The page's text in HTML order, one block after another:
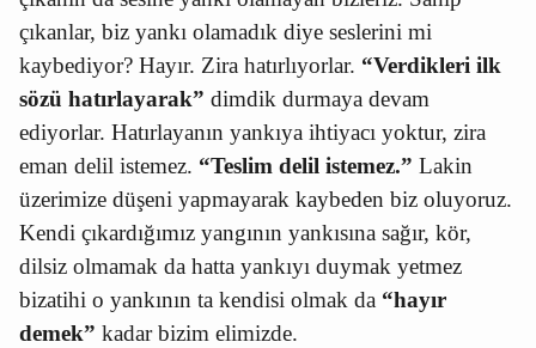
çıkanlar, biz yankı olamadık diye seslerini mi
kaybediyor? Hayır. Zira hatırlıyorlar. “Verdikleri ilk
sözü hatırlayarak” dimdik durmaya devam
ediyorlar. Hatırlayanın yankıya ihtiyacı yoktur, zira
eman delil istemez. “Teslim delil istemez.” Lakin
üzerimize düşeni yapmayarak kaybeden biz oluyoruz.
Kendi çıkardığımız yangının yankısına sağır, kör,
dilsiz olmamak da hatta yankıyı duymak yetmez
bizatihi o yankının ta kendisi olmak da “hayır
demek” kadar bizim elimizde.